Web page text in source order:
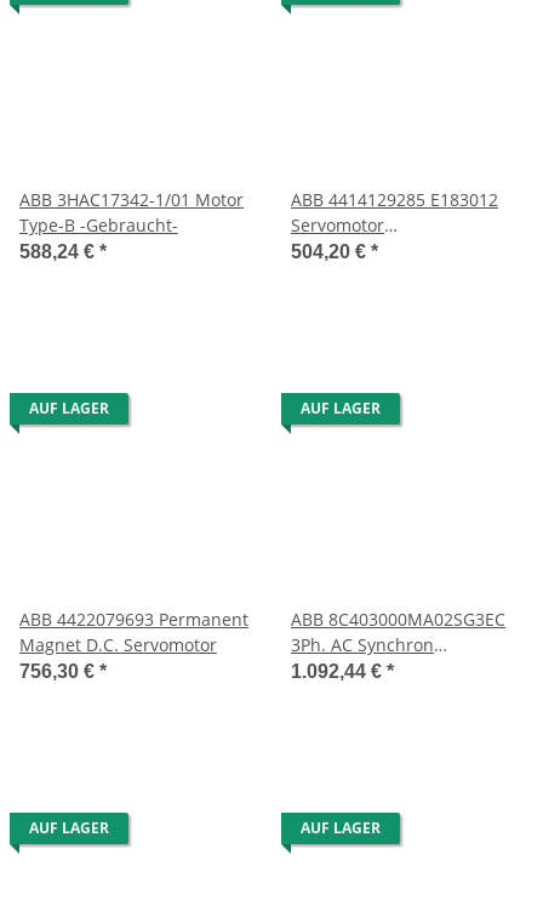
ABB 3HAC17342-1/01 Motor
Type-B -Gebraucht-
588,24 € *
ABB 4414129285 E183012
Servomotor
4414129285E183012
504,20 € *
AUF LAGER
ABB 4422079693 Permanent
Magnet D.C. Servomotor
756,30 € *
AUF LAGER
ABB 8C403000MA02SG3EC
3Ph. AC Synchron
Servomotor
1.092,44 € *
AUF LAGER AUF LAGER